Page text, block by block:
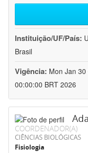
Instituição/UF/País:
Brasil
Vigência: Mon Jan
00:00:00 BRT 2026
COORDENADOR(A)
CIÊNCIAS BIOLÓGICAS
Fisiologia